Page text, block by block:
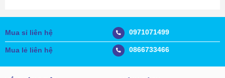
Mua sỉ liên hệ 0971071499
Mua lẻ liên hệ 0866733466